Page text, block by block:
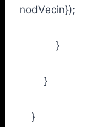
nodVecin});
}
}
}